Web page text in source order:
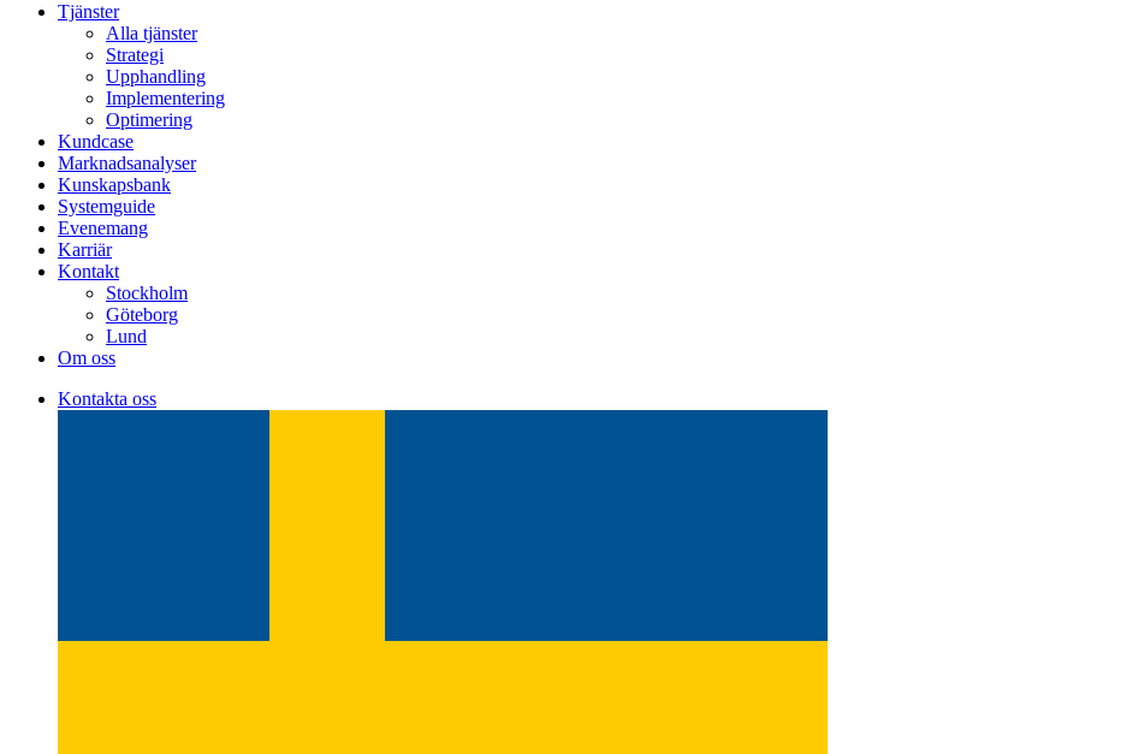
Tjänster
Alla tjänster
Strategi
Upphandling
Implementering
Optimering
Kundcase
Marknadsanalyser
Kunskapsbank
Systemguide
Evenemang
Karriär
Kontakt
Stockholm
Göteborg
Lund
Om oss
Kontakta oss